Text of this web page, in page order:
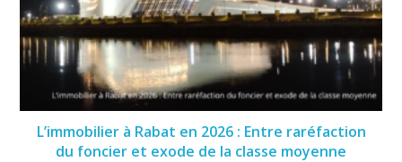
L’immobilier à Rabat en 2026 : Entre raréfaction
du foncier et exode de la classe moyenne